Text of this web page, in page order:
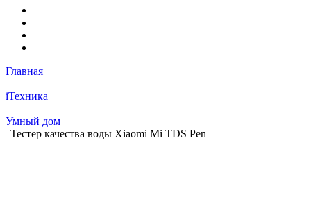
Главная
iТехника
Умный дом
Тестер качества воды Xiaomi Mi TDS Pen